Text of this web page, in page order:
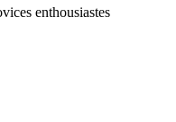
enthousiastes